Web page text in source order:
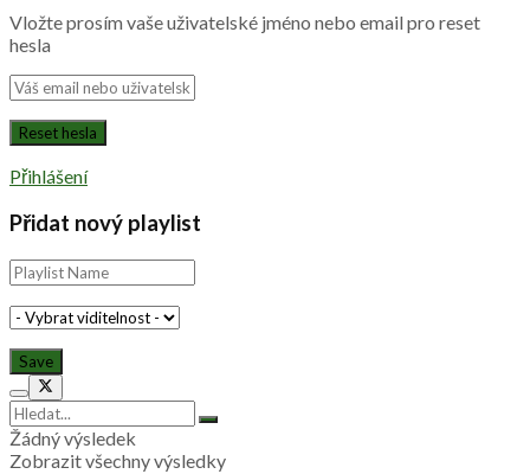
Vložte prosím vaše uživatelské jméno nebo email pro reset
hesla
Přihlášení
Přidat nový playlist
Žádný výsledek
Zobrazit všechny výsledky